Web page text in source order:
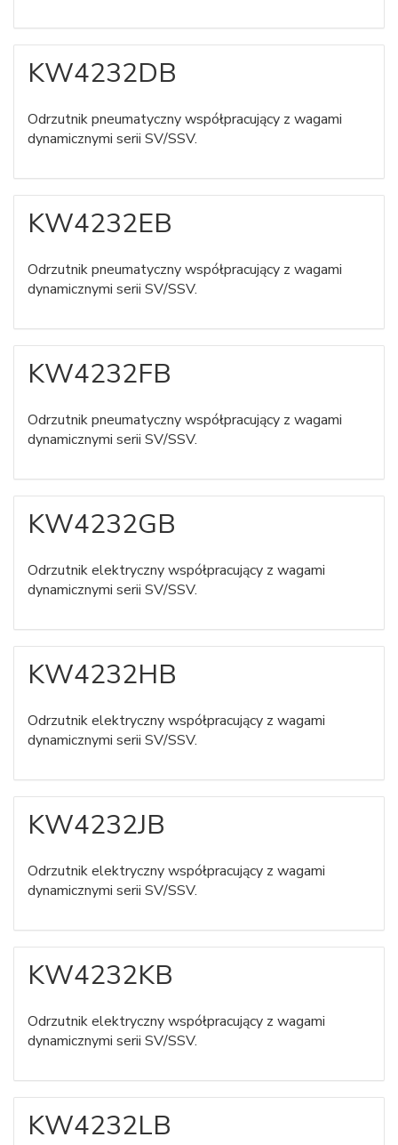
KW4232DB
Odrzutnik pneumatyczny współpracujący z wagami
dynamicznymi serii SV/SSV.
KW4232EB
Odrzutnik pneumatyczny współpracujący z wagami
dynamicznymi serii SV/SSV.
KW4232FB
Odrzutnik pneumatyczny współpracujący z wagami
dynamicznymi serii SV/SSV.
KW4232GB
Odrzutnik elektryczny współpracujący z wagami
dynamicznymi serii SV/SSV.
KW4232HB
Odrzutnik elektryczny współpracujący z wagami
dynamicznymi serii SV/SSV.
KW4232JB
Odrzutnik elektryczny współpracujący z wagami
dynamicznymi serii SV/SSV.
KW4232KB
Odrzutnik elektryczny współpracujący z wagami
dynamicznymi serii SV/SSV.
KW4232LB